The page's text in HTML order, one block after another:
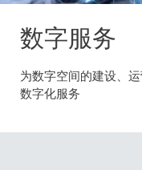
数字服务
为数字空间的建设、
数字化服务